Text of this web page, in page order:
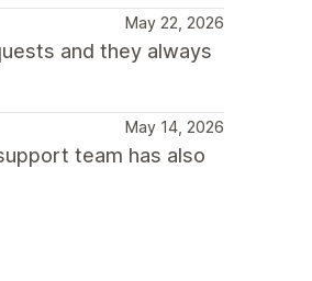
May 22, 2026
and they always
May 14, 2026
team has also